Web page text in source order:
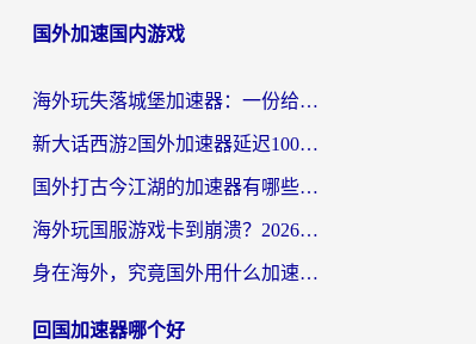
国外加速国内游戏
海外玩失落城堡加速器：一份给漂泊玩家的网络自救指南
新大话西游2国外加速器延迟100以下怎么办？海外党实测有效的低延迟指南
国外打古今江湖的加速器有哪些游戏？一个海外玩家的终极选择指南
海外玩国服游戏卡到崩溃？2026加速器免费推荐+实用指南（亲测有效）
身在海外，究竟国外用什么加速器打wow好？
回国加速器哪个好